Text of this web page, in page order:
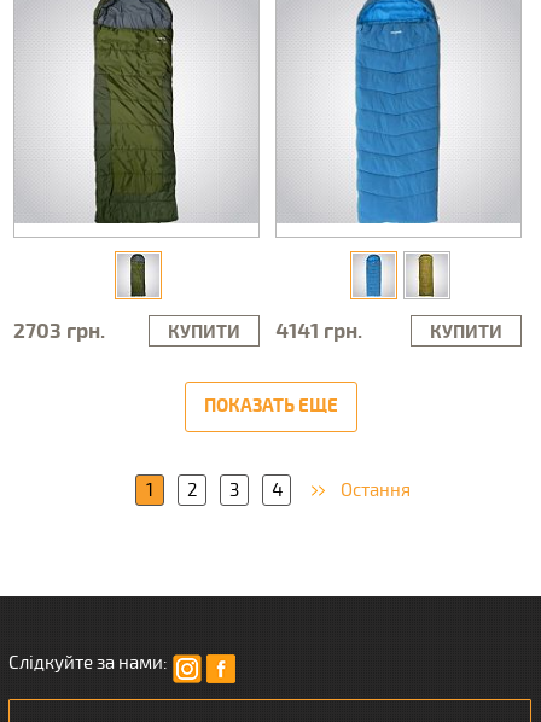
2703 грн. КУПИТИ 4141 грн. КУПИТИ
ПОКАЗАТЬ ЕЩЕ
1 2 3 4 Остання
Слідкуйте за нами: